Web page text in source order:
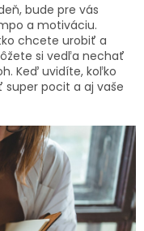
bude pre vás
a motiváciu.
chcete urobiť a
si vedľa nechať
Keď uvidíte, koľko
pocit a aj vaše